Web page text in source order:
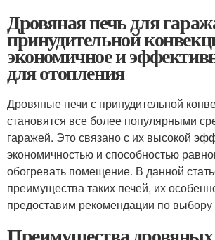
Дровяная печь для
принудительной
экономичное и
для отопления
Дровяные печи с принудительной
становятся все более популярными
гаражей. Это связано с их высокой
экономичностью и способностью
обогревать помещение. В данной
преимущества таких печей, их
предоставим рекомендации по выбору